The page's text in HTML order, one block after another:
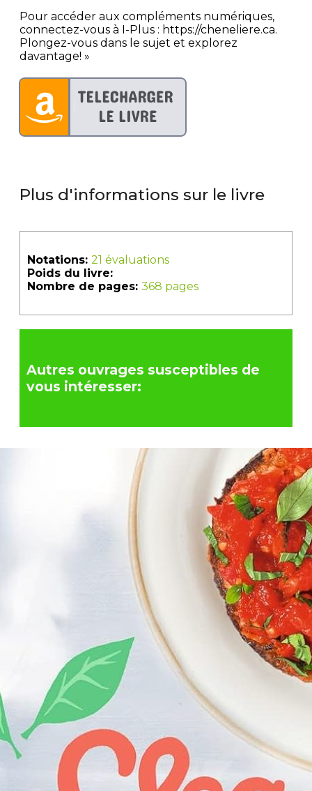
Pour accéder aux compléments numériques,
connectez-vous à I-Plus : https://cheneliere.ca.
Plongez-vous dans le sujet et explorez
davantage! »
Plus d'informations sur le livre
Notations: 21 évaluations
Poids du livre:
Nombre de pages: 368 pages
Autres ouvrages susceptibles de
vous intéresser: